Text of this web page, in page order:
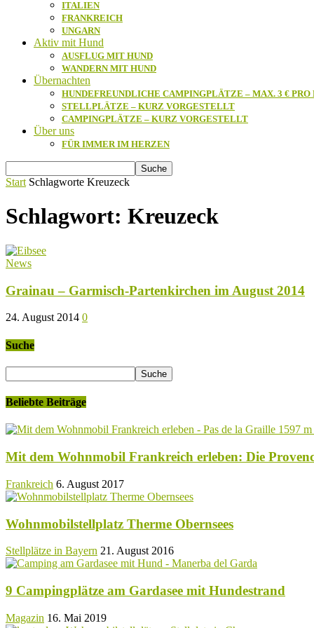
ITALIEN
FRANKREICH
UNGARN
Aktiv mit Hund
AUSFLUG MIT HUND
WANDERN MIT HUND
Übernachten
HUNDEFREUNDLICHE CAMPINGPLÄTZE – MAX. 3 € PRO
STELLPLÄTZE – KURZ VORGESTELLT
CAMPINGPLÄTZE – KURZ VORGESTELLT
Über uns
FÜR IMMER IM HERZEN
Start Schlagworte Kreuzeck
Schlagwort: Kreuzeck
News
Grainau – Garmisch-Partenkirchen im August 2014
24. August 2014 0
Suche
Beliebte Beiträge
Mit dem Wohnmobil Frankreich erleben: Die
Frankreich 6. August 2017
Wohnmobilstellplatz Therme Obernsees
Stellplätze in Bayern 21. August 2016
9 Campingplätze am Gardasee mit Hundestrand
Magazin 16. Mai 2019